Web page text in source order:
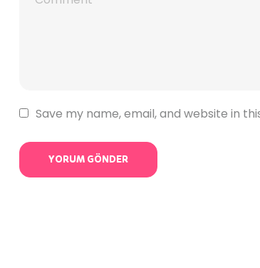
Save my name, email, and website in